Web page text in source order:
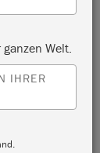
Welt.
IHRER